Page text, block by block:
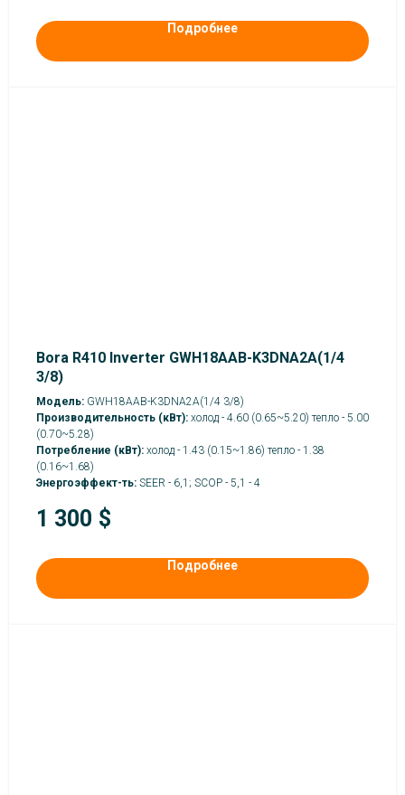
Подробнее
Bora R410 Inverter GWH18AAB-K3DNA2A(1/4
3/8)
Модель: GWH18AAB-K3DNA2A(1/4 3/8)
Производительность (кВт): холод - 4.60 (0.65~5.20) тепло - 5.00
(0.70~5.28)
Потребление (кВт): холод - 1.43 (0.15~1.86) тепло - 1.38
(0.16~1.68)
Энергоэффект-ть: SEER - 6,1; SCOP - 5,1 - 4
1 300 $
Подробнее